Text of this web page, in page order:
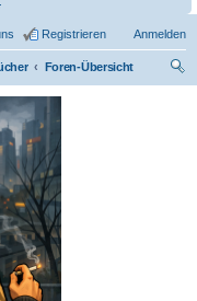
Anmelden
Registrieren
Foren-Übersicht